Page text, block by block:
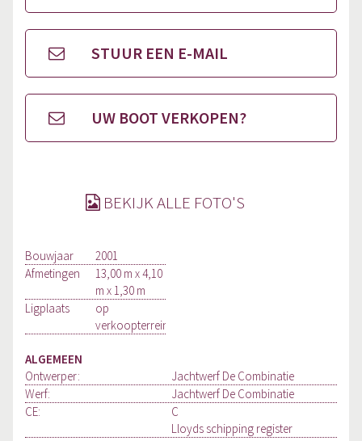
STUUR EEN E-MAIL
UW BOOT VERKOPEN?
BEKIJK ALLE FOTO'S
Bouwjaar
2001
Afmetingen
13,00 m x 4,10
m x 1,30 m
Ligplaats
op
verkoopterrein
ALGEMEEN
Ontwerper:
Jachtwerf De Combinatie
Werf:
Jachtwerf De Combinatie
CE:
C
Lloyds schipping register